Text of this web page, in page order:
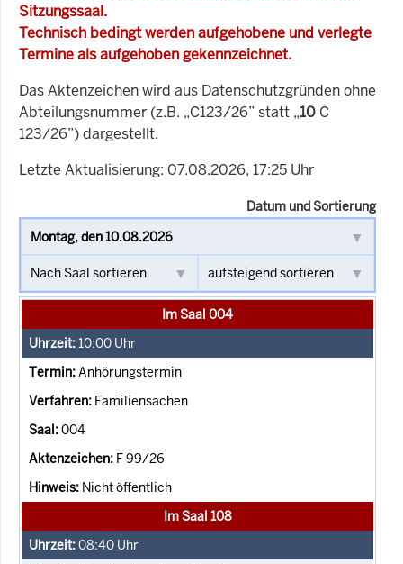
Sitzungssaal.
Technisch bedingt werden aufgehobene und verlegte
Termine als aufgehoben gekennzeichnet.
Das Aktenzeichen wird aus Datenschutzgründen ohne
Abteilungsnummer (z.B. „C123/26” statt „10 C
123/26”) dargestellt.
Letzte Aktualisierung: 07.08.2026, 17:25 Uhr
Datum und Sortierung
Im Saal 004
10:00 Uhr
Anhörungstermin
Familiensachen
004
F 99/26
Nicht öffentlich
Im Saal 108
08:40 Uhr